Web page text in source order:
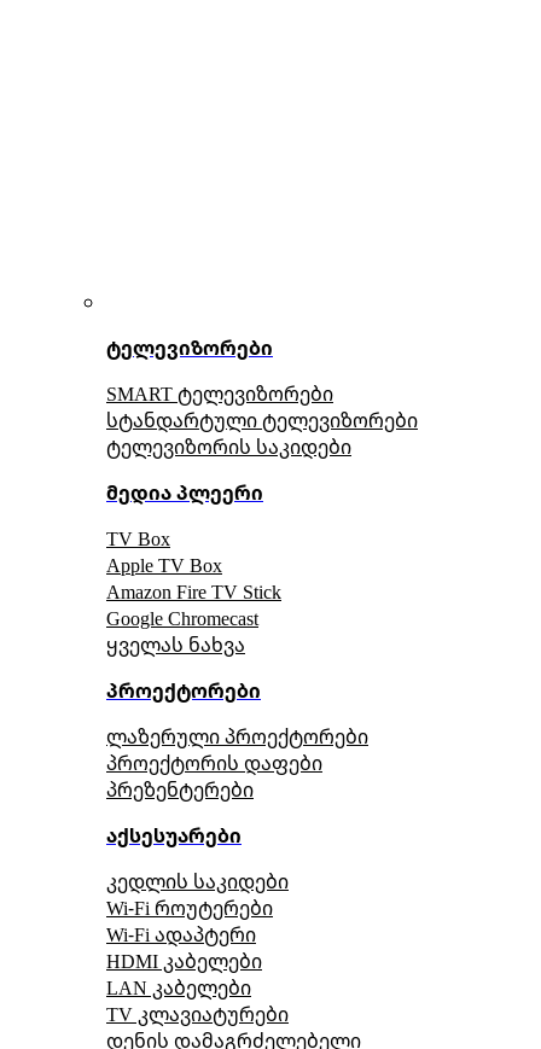
ტელევიზორები
SMART ტელევიზორები
სტანდარტული ტელევიზორები
ტელევიზორის საკიდები
მედია პლეერი
TV Box
Apple TV Box
Amazon Fire TV Stick
Google Chromecast
ყველას ნახვა
პროექტორები
ლაზერული პროექტორები
პროექტორის დაფები
პრეზენტერები
აქსესუარები
კედლის საკიდები
Wi-Fi როუტერები
Wi-Fi ადაპტერი
HDMI კაბელები
LAN კაბელები
TV კლავიატურები
დენის დამაგრძელებელი